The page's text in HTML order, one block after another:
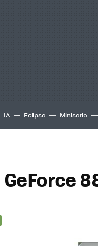
IA Eclipse Miniserie